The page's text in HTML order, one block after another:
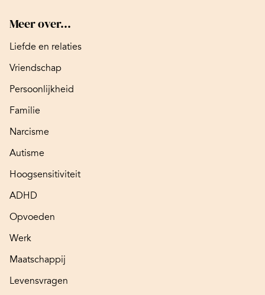
Meer over...
Liefde en relaties
Vriendschap
Persoonlijkheid
Familie
Narcisme
Autisme
Hoogsensitiviteit
ADHD
Opvoeden
Werk
Maatschappij
Levensvragen